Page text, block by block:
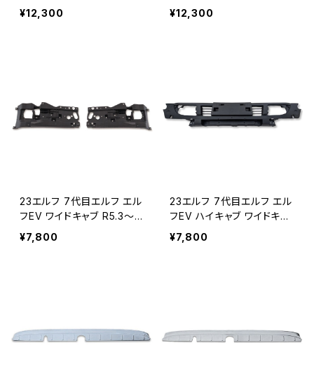
23年3月～ メッキフロント
バンパー センター部分 JP-
¥12,300
023年3月～メッキフロント
バンパー センター部分 JP-
¥12,300
23エルフ 7代目エルフ エル
フEV ワイドキャブ R5.3～ 2
023年3月～バンパーサイド
フレーム左右セット 素地 JP
¥7,800
23エルフ 7代目エルフ エル
フEV ハイキャブ ワイドキャ
ブ R5.3～ 2023年3月～バ
ンパーフレームセンター 素
¥7,800